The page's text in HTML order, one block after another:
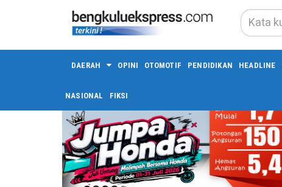
DAERAH OPINI OTOMOTIF PENDIDIKAN HEADLINE
NASIONAL FIKSI